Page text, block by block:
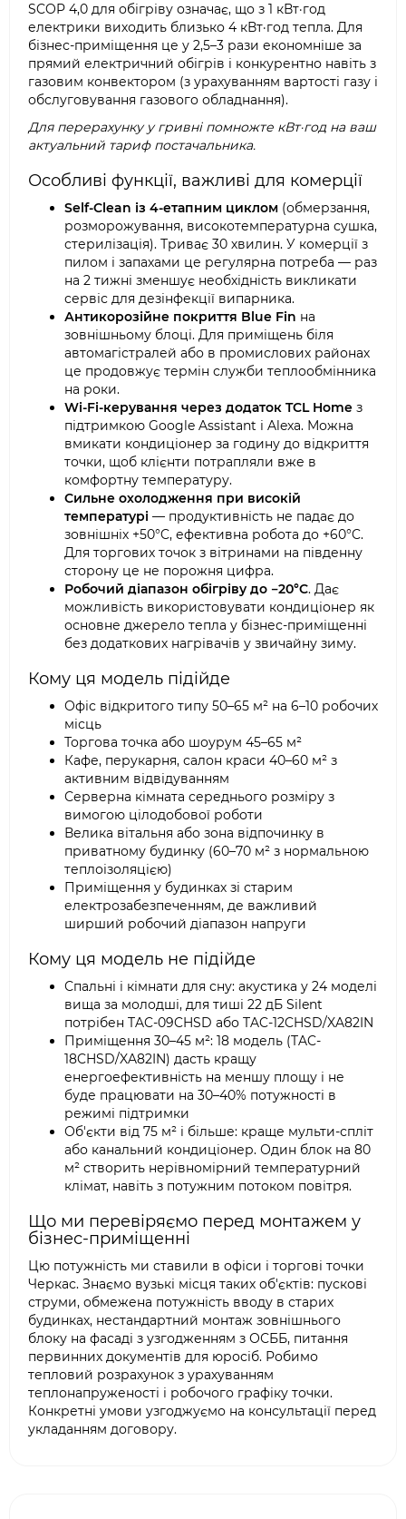
SCOP 4,0 для обігріву означає, що з 1 кВт·год
електрики виходить близько 4 кВт·год тепла. Для
бізнес-приміщення це у 2,5–3 рази економніше за
прямий електричний обігрів і конкурентно навіть з
газовим конвектором (з урахуванням вартості газу і
обслуговування газового обладнання).
Для перерахунку у гривні помножте кВт·год на ваш
актуальний тариф постачальника.
Особливі функції, важливі для комерції
Self-Clean із 4-етапним циклом (обмерзання,
розморожування, високотемпературна сушка,
стерилізація). Триває 30 хвилин. У комерції з
пилом і запахами це регулярна потреба — раз
на 2 тижні зменшує необхідність викликати
сервіс для дезінфекції випарника.
Антикорозійне покриття Blue Fin на
зовнішньому блоці. Для приміщень біля
автомагістралей або в промислових районах
це продовжує термін служби теплообмінника
на роки.
Wi-Fi-керування через додаток TCL Home з
підтримкою Google Assistant і Alexa. Можна
вмикати кондиціонер за годину до відкриття
точки, щоб клієнти потрапляли вже в
комфортну температуру.
Сильне охолодження при високій
температурі — продуктивність не падає до
зовнішніх +50°C, ефективна робота до +60°C.
Для торгових точок з вітринами на південну
сторону це не порожня цифра.
Робочий діапазон обігріву до −20°C. Дає
можливість використовувати кондиціонер як
основне джерело тепла у бізнес-приміщенні
без додаткових нагрівачів у звичайну зиму.
Кому ця модель підійде
Офіс відкритого типу 50–65 м² на 6–10 робочих
місць
Торгова точка або шоурум 45–65 м²
Кафе, перукарня, салон краси 40–60 м² з
активним відвідуванням
Серверна кімната середнього розміру з
вимогою цілодобової роботи
Велика вітальня або зона відпочинку в
приватному будинку (60–70 м² з нормальною
теплоізоляцією)
Приміщення у будинках зі старим
електрозабезпеченням, де важливий
ширший робочий діапазон напруги
Кому ця модель не підійде
Спальні і кімнати для сну: акустика у 24 моделі
вища за молодші, для тиші 22 дБ Silent
потрібен TAC-09CHSD або TAC-12CHSD/XA82IN
Приміщення 30–45 м²: 18 модель (TAC-
18CHSD/XA82IN) дасть кращу
енергоефективність на меншу площу і не
буде працювати на 30–40% потужності в
режимі підтримки
Об'єкти від 75 м² і більше: краще мульти-спліт
або канальний кондиціонер. Один блок на 80
м² створить нерівномірний температурний
клімат, навіть з потужним потоком повітря.
Що ми перевіряємо перед монтажем у
бізнес-приміщенні
Цю потужність ми ставили в офіси і торгові точки
Черкас. Знаємо вузькі місця таких об'єктів: пускові
струми, обмежена потужність вводу в старих
будинках, нестандартний монтаж зовнішнього
блоку на фасаді з узгодженням з ОСББ, питання
первинних документів для юросіб. Робимо
тепловий розрахунок з урахуванням
теплонапруженості і робочого графіку точки.
Конкретні умови узгоджуємо на консультації перед
укладанням договору.